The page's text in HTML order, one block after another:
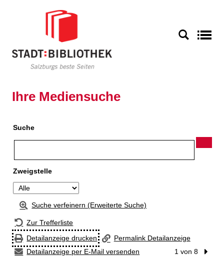
Ihre Mediensuche
Suche
Zweigstelle
Suche verfeinern (Erweiterte Suche)
Zur Trefferliste
Detailanzeige drucken
Permalink Detailanzeige
Detailanzeige per E-Mail versenden
1 von 8